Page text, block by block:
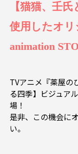
【猫猫、壬
使用したオ
animation
TVアニメ『薬屋の
る四季】ビジュア
場！
是非、この機会に
い。